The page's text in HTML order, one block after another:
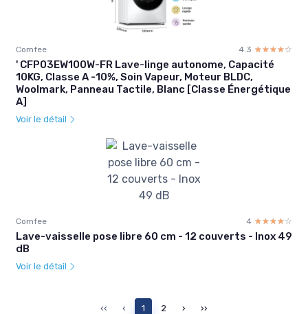
Comfee 4.3 ☆☆☆☆☆
★★★★★
' CFP03EW100W-FR Lave-linge autonome, Capacité
10KG, Classe A -10%, Soin Vapeur, Moteur BLDC,
Woolmark, Panneau Tactile, Blanc [Classe Énergétique
A]
Voir le détail
Comfee 4 ☆☆☆☆☆
★★★★★
Lave-vaisselle pose libre 60 cm - 12 couverts - Inox 49
dB
Voir le détail
‹‹ ‹ 1 2 › ››